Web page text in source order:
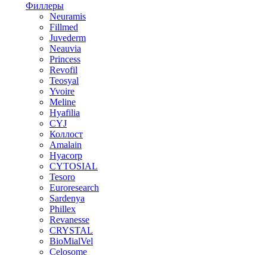
Филлеры
Neuramis
Fillmed
Juvederm
Neauvia
Princess
Revofil
Teosyal
Yvoire
Meline
Hyafilia
CYJ
Коллост
Amalain
Hyacorp
CYTOSIAL
Tesoro
Euroresearch
Sardenya
Phillex
Revanesse
CRYSTAL
BioMialVel
Celosome